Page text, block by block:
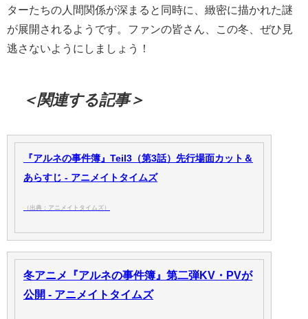
ターたちの人間関係が深まると同時に、緻密に描かれた謎
が展開されるようです。ファンの皆さん、この冬、ぜひ見
逃さないようにしましょう！
＜関連する記事＞
『アルネの事件簿』Teil3（第3話）先行場面カット＆
あらすじ - アニメイトタイムズ
（出典：アニメイトタイムズ）
冬アニメ『アルネの事件簿』第二弾KV・PVが
公開 - アニメイトタイムズ